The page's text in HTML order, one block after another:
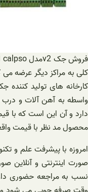
کلی به مراکز دیگر عرضه
کارخانه های تولید
واسطه به آهن آلات و
دارد و آن این است که با
محصول مد نظر با قیمت
امروزه با پیشرفت علم و
صورت اینترنتی و آنلاین
نسب به مراجعه حضوری